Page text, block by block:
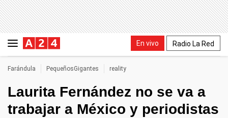
En vivo Radio La Red
Farándula PequeñosGigantes reality
Laurita Fernández no se va a
trabajar a México y periodistas